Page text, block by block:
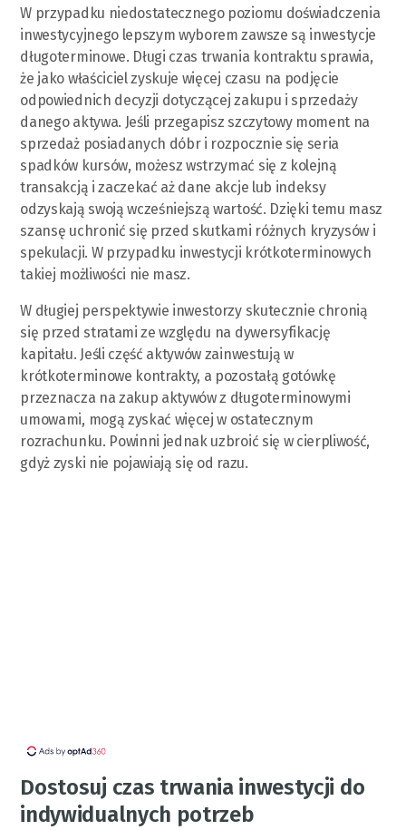
W przypadku niedostatecznego poziomu doświadczenia
inwestycyjnego lepszym wyborem zawsze są inwestycje
długoterminowe. Długi czas trwania kontraktu sprawia,
że jako właściciel zyskuje więcej czasu na podjęcie
odpowiednich decyzji dotyczącej zakupu i sprzedaży
danego aktywa. Jeśli przegapisz szczytowy moment na
sprzedaż posiadanych dóbr i rozpocznie się seria
spadków kursów, możesz wstrzymać się z kolejną
transakcją i zaczekać aż dane akcje lub indeksy
odzyskają swoją wcześniejszą wartość. Dzięki temu masz
szansę uchronić się przed skutkami różnych kryzysów i
spekulacji. W przypadku inwestycji krótkoterminowych
takiej możliwości nie masz.
W długiej perspektywie inwestorzy skutecznie chronią
się przed stratami ze względu na dywersyfikację
kapitału. Jeśli część aktywów zainwestują w
krótkoterminowe kontrakty, a pozostałą gotówkę
przeznacza na zakup aktywów z długoterminowymi
umowami, mogą zyskać więcej w ostatecznym
rozrachunku. Powinni jednak uzbroić się w cierpliwość,
gdyż zyski nie pojawiają się od razu.
Dostosuj czas trwania inwestycji do
indywidualnych potrzeb